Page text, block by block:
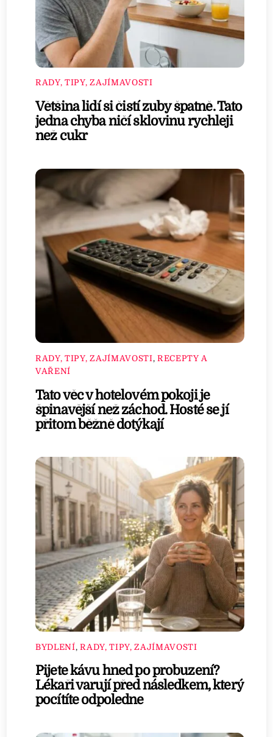
RADY, TIPY, ZAJÍMAVOSTI
Většina lidí si čistí zuby špatně. Tato
jedna chyba ničí sklovinu rychleji
než cukr
RADY, TIPY, ZAJÍMAVOSTI, RECEPTY A
VAŘENÍ
Tato věc v hotelovém pokoji je
špinavější než záchod. Hosté se jí
přitom běžně dotýkají
BYDLENÍ,RADY, TIPY, ZAJÍMAVOSTI
Pijete kávu hned po probuzení?
Lékaři varují před následkem, který
pocítíte odpoledne